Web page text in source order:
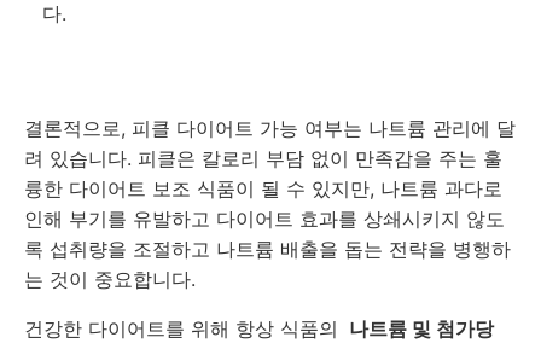
다.
결론적으로, 피클 다이어트 가능 여부는 나트륨 관리에 달
려 있습니다. 피클은 칼로리 부담 없이 만족감을 주는 훌
륭한 다이어트 보조 식품이 될 수 있지만, 나트륨 과다로
인해 부기를 유발하고 다이어트 효과를 상쇄시키지 않도
록 섭취량을 조절하고 나트륨 배출을 돕는 전략을 병행하
는 것이 중요합니다.
건강한 다이어트를 위해 항상 식품의 나트륨 및 첨가당